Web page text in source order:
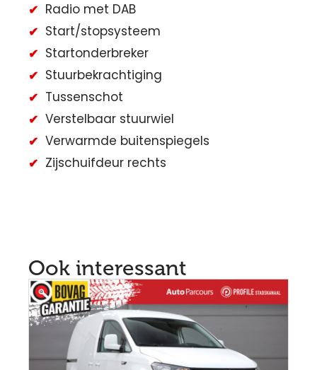
Radio met DAB
Start/stopsysteem
Startonderbreker
Stuurbekrachtiging
Tussenschot
Verstelbaar stuurwiel
Verwarmde buitenspiegels
Zijschuifdeur rechts
Ook interessant